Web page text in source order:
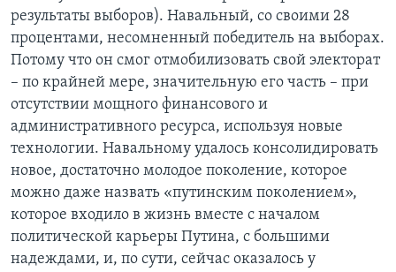
результаты выборов). Навальный, со своими 28
процентами, несомненный победитель на выборах.
Потому что он смог отмобилизовать свой электорат
– по крайней мере, значительную его часть – при
отсутствии мощного финансового и
административного ресурса, используя новые
технологии. Навальному удалось консолидировать
новое, достаточно молодое поколение, которое
можно даже назвать «путинским поколением»,
которое входило в жизнь вместе с началом
политической карьеры Путина, с большими
надеждами, и, по сути, сейчас оказалось у